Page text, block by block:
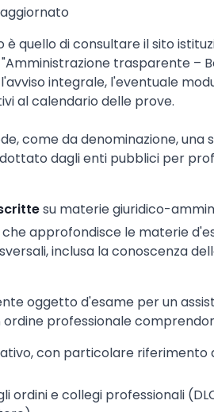
è quello di consultare il sito
trasparente –
integrale, l'eventuale
al calendario delle prove.
come da denominazione, una
dagli enti pubblici per
su materie giuridico-
che approfondisce le materie
inclusa la conoscenza
oggetto d'esame per un
professionale
con particolare riferimento
ordini e collegi professionali